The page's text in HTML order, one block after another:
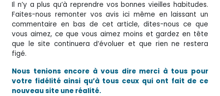
Il n’y a plus qu’à reprendre vos bonnes vieilles habitudes.
Faites-nous remonter vos avis ici même en laissant un
commentaire en bas de cet article, dites-nous ce que
vous aimez, ce que vous aimez moins et gardez en tête
que le site continuera d’évoluer et que rien ne restera
figé.
Nous tenions encore à vous dire merci à tous pour
votre fidélité ainsi qu’à tous ceux qui ont fait de ce
nouveau site une réalité.